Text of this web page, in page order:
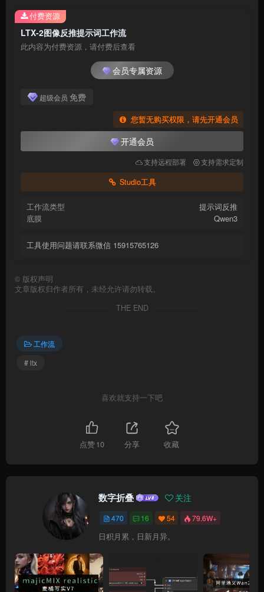
LTX-2图像反推提示词工作流
此内容为付费资源，请付费后查看
会员专属资源
超级会员 免费
您暂无购买权限，请先开通会员
开通会员
支持远程部署 支持需求定制
Studio工具
工作流类型
提示词反推
底膜
Qwen3
工具使用问题请联系微信 15915765126
付费资源
© 版权声明
文章版权归作者所有，未经允许请勿转载。
THE END
工作流
# ltx
喜欢就支持一下吧
点赞10 分享 收藏
数字折叠 关注
470 16 54 79.6W+
日积月累，日新月异。